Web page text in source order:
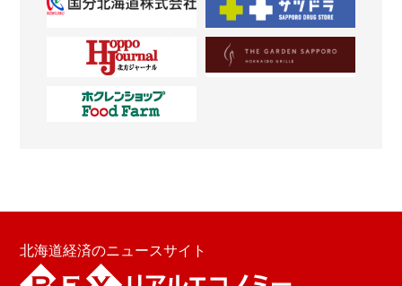
北海道経済のニュースサイト